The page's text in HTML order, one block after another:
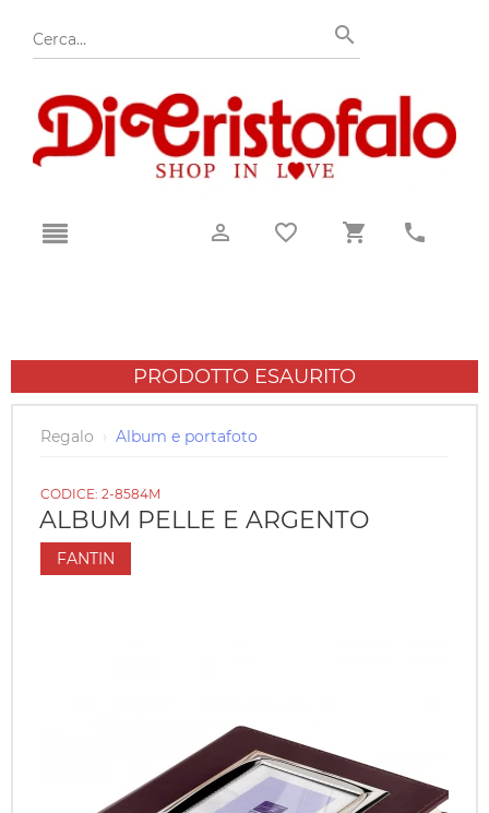
PRODOTTO ESAURITO
Regalo › Album e portafoto
CODICE: 2-8584M
ALBUM PELLE E ARGENTO
FANTIN